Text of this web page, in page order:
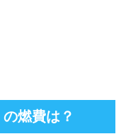
燃費は？